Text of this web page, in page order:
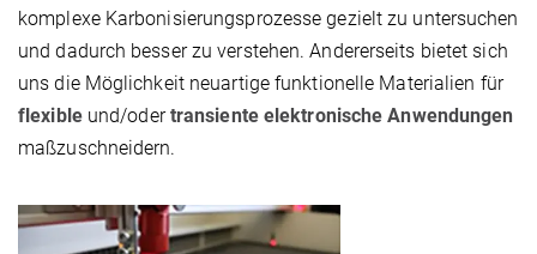
komplexe Karbonisierungsprozesse gezielt zu untersuchen
und dadurch besser zu verstehen. Andererseits bietet sich
uns die Möglichkeit neuartige funktionelle Materialien für
flexible und/odertransiente elektronische Anwendungen
maßzuschneidern.